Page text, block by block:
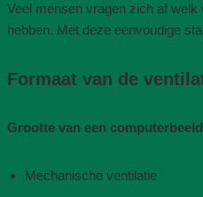
Veel mensen vragen zich af
hebben. Met deze eenvoudige
Formaat van de
Grootte van een
Mechanische ventilatie​